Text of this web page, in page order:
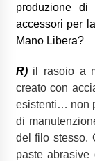
produzione di
accessori per
Mano Libera?
R) il rasoio a
creato con
esistenti… non
di
del filo stesso.
paste abrasive